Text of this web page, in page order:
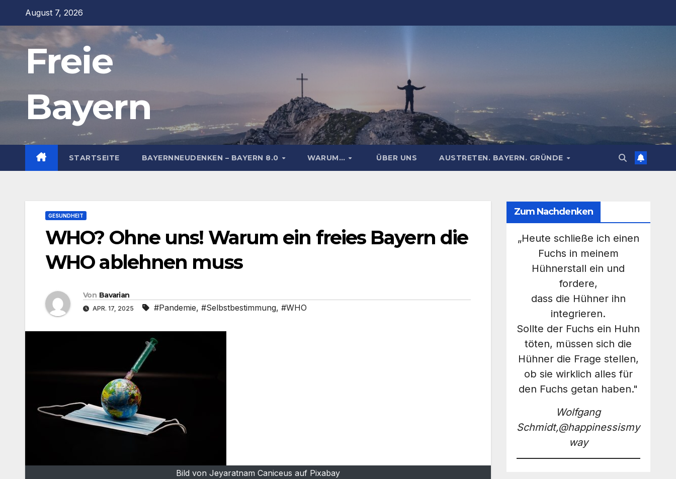
springen
August 7, 2026
Freie
Bayern
STARTSEITE BAYERNNEUDENKEN – BAYERN 8.0 WARUM… ÜBER UNS AUSTRETEN. BAYERN. GRÜNDE
GESUNDHEIT
WHO? Ohne uns! Warum ein freies Bayern die
WHO ablehnen muss
Von Bavarian
APR. 17, 2025 #Pandemie, #Selbstbestimmung, #WHO
Bild von Jeyaratnam Caniceus auf Pixabay
Zum Nachdenken
„Heute schließe ich einen
Fuchs in meinem
Hühnerstall ein und
fordere,
dass die Hühner ihn
integrieren.
Sollte der Fuchs ein Huhn
töten, müssen sich die
Hühner die Frage stellen,
ob sie wirklich alles für
den Fuchs getan haben."
Wolfgang
Schmidt,@happinessismy
way